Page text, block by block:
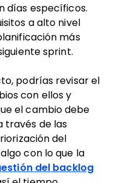
días específicos.
a alto nivel
más
sprint.
podrías revisar el
con ellos y
el cambio debe
través de las
del
con lo que la
del backlog